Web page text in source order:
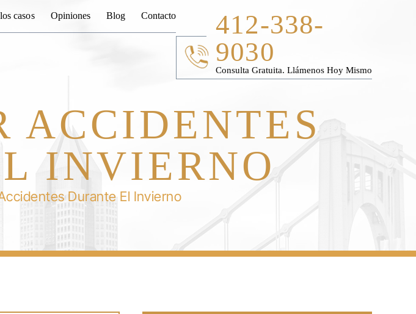
casos Opiniones Blog Contacto
412-338-
9030
Consulta Gratuita. Llámenos Hoy Mismo
ACCIDENTES
INVIERNO
Durante El Invierno